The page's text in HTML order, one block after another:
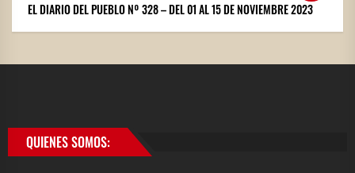
EL DIARIO DEL PUEBLO Nº 328 – DEL 01 AL 15 DE NOVIEMBRE 2023
QUIENES SOMOS: